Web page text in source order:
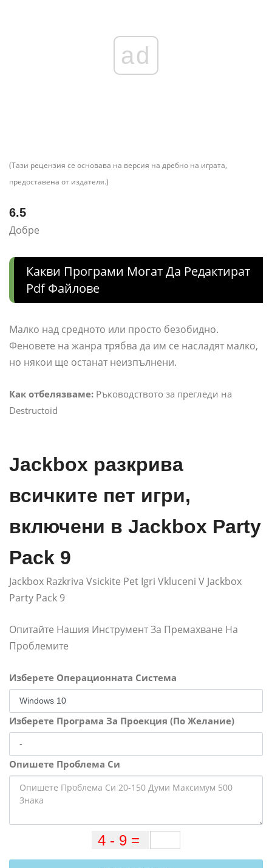
ad
(Тази рецензия се основава на версия на дребно на играта,
предоставена от издателя.)
6.5
Добре
Какви Програми Могат Да Редактират
Pdf Файлове
Малко над средното или просто безобидно.
Феновете на жанра трябва да им се насладят малко,
но някои ще останат неизпълнени.
Как отбелязваме: Ръководството за прегледи на
Destructoid
Jackbox разкрива
всичките пет игри,
включени в Jackbox Party
Pack 9
Jackbox Razkriva Vsickite Pet Igri Vkluceni V Jackbox
Party Pack 9
Опитайте Нашия Инструмент За Премахване На
Проблемите
Изберете Операционната Система
Изберете Програма За Проекция (По Желание)
Опишете Проблема Си